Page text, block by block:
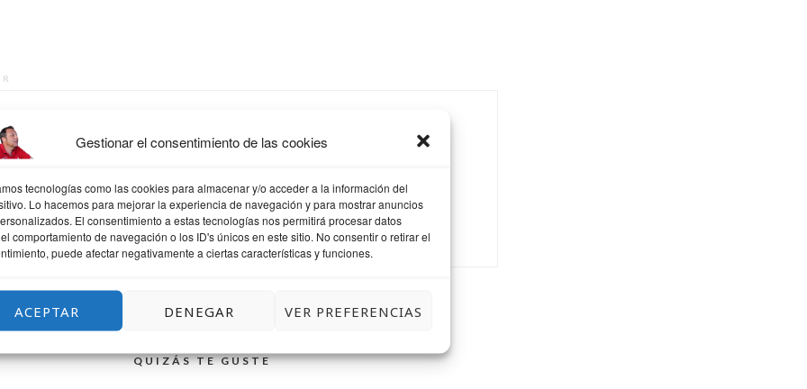
Gestionar el consentimiento de las cookies
tecnologías como las cookies para almacenar y/o acceder a la información del
Lo hacemos para mejorar la experiencia de navegación y para mostrar anuncios
El consentimiento a estas tecnologías nos permitirá procesar datos
comportamiento de navegación o los ID's únicos en este sitio. No consentir o retirar el
puede afectar negativamente a ciertas características y funciones.
ACEPTAR DENEGAR VER PREFERENCIAS
Todoterreno que sabe un poco de todo y mucho de nada, mis niñas,
descubrimiento, social media lo que me gusta community manager, mi
hobbies Athletic, a ratos filósofo, mis cosas aprendiz, fotografía y
psicólogo. frases y citas
QUIZÁS TE GUSTE